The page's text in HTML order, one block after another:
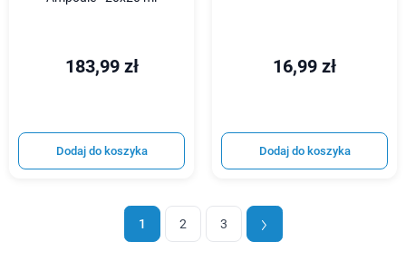
183,99 zł
Dodaj do koszyka
16,99 zł
Dodaj do koszyka
1 2 3